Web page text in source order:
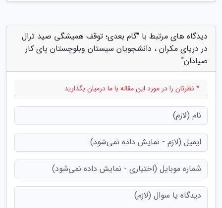
دیدگاه های مرتبط با "گام بعدی؛ توقف همیشگی صید ترال
در دریای مکران ، دانشجویان سیستان وبلوچستان پای کار
صیادان"
* نظرتان را در مورد این مقاله با ما درمیان بگذارید